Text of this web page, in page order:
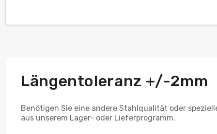
Längentoleranz +/-2mm
Benötigen Sie eine andere Stahlqualität oder
aus unserem Lager- oder Lieferprogramm.